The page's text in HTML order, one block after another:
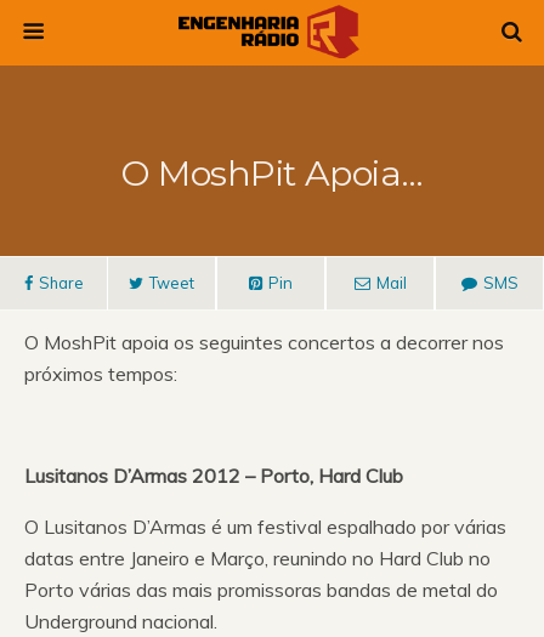
O MoshPit Apoia…
Share Tweet Pin Mail SMS
O MoshPit apoia os seguintes concertos a decorrer nos
próximos tempos:
Lusitanos D’Armas 2012 – Porto, Hard Club
O Lusitanos D’Armas é um festival espalhado por várias
datas entre Janeiro e Março, reunindo no Hard Club no
Porto várias das mais promissoras bandas de metal do
Underground nacional.